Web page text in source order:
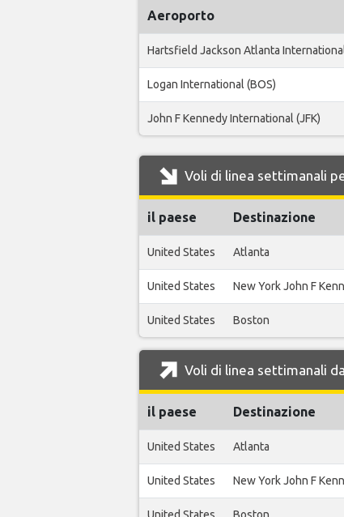
Aeroporto
Hartsfield Jackson Atlanta
Logan International (BOS)
John F Kennedy International (JFK)
Voli di linea settimanali
il paese Destinazione
United States Atlanta
United States New York John F
United States Boston
Voli di linea settimanali
il paese Destinazione
United States Atlanta
United States New York John F